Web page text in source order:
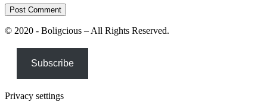
© 2020 - Boligcious – All Rights Reserved.
Subscribe
Privacy settings